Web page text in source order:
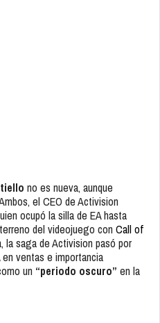
no es nueva, aunque
el CEO de Activision
ocupó la silla de EA hasta
del videojuego con Call of
la saga de Activision pasó por
ventas e importancia
un “periodo oscuro” en la